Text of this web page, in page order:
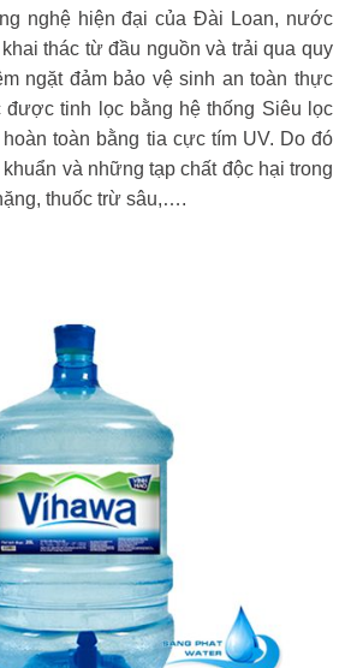
nghệ hiện đại của Đài Loan, nước
thác từ đầu nguồn và trải qua quy
ngặt đảm bảo vệ sinh an toàn thực
được tinh lọc bằng hệ thống Siêu lọc
toàn bằng tia cực tím UV. Do đó
và những tạp chất độc hại trong
thuốc trừ sâu,….